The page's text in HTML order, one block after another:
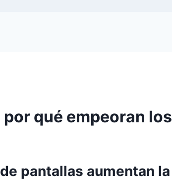
qué empeoran
pantallas aumentan